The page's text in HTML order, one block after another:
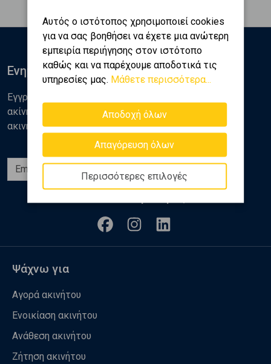
Αυτός ο ιστότοπος χρησιμοποιεί cookies
για να σας βοηθήσει να έχετε μια ανώτερη
εμπειρία περιήγησης στον ιστότοπο
καθώς και να παρέχουμε αποδοτικά τις
υπηρεσίες μας. Μάθετε περισσότερα...
Αποδοχή όλων
Απαγόρευση όλων
Περισσότερες επιλογές
Ενημερωθείτε
Εγγραφείτε στο newsletter της Golden Home για νέα
ακίνητα, αναλύσεις και διάφορα θέματα της αγοράς
ακινήτων
Ψάχνω για
Αγορά ακινήτου
Ενοικίαση ακινήτου
Ανάθεση ακινήτου
Ζήτηση ακινήτου